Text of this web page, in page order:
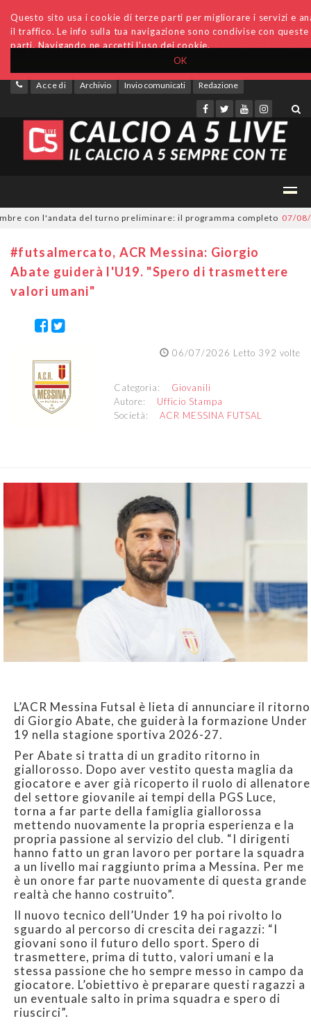
OK
Questo sito usa i cookie di terze parti per migliorare i servizi e
il traffico. Le info sulla tua navigazione sono condivise con
parti. Navigando ne accetti l'uso dei cookie.
Accedi Archivio Invio comunicati Redazione
con l'andata del turno preliminare: il programma completo 07/08/
#futsalmercato, ACR Messina: Giorgio
Abate guiderà l'U19. "Spero di trasmettere
valori umani"
06/07/2026 Letto 392 volte
Categoria: Giovanili
Autore: Ufficio Stampa
Società:ACR MESSINA FUTSAL
L’ACR Messina Futsal è lieta di annunciare il ritorno
di Giorgio Abate, che guiderà la formazione Under
19 nella stagione sportiva 2026-27.
Per Abate si tratta di un gradito ritorno in
giallorosso. Dopo aver vestito questa maglia da
giocatore e aver già ricoperto il ruolo di allenatore
del settore giovanile ai tempi della PGS Luce,
torna a far parte della famiglia giallorossa
mettendo nuovamente la propria esperienza e la
propria passione al servizio del club. “I dirigenti
hanno fatto un gran lavoro per portare la squadra
a un livello mai raggiunto prima a Messina. Per me
è un onore far parte nuovamente di questa grande
realtà che hanno costruito”.
Il nuovo tecnico dell’Under 19 ha poi rivolto lo
sguardo al percorso di crescita dei ragazzi: “I
giovani sono il futuro dello sport. Spero di
trasmettere, prima di tutto, valori umani e la
stessa passione che ho sempre messo in campo da
giocatore. L’obiettivo è preparare questi ragazzi a
un eventuale salto in prima squadra e spero di
riuscirci”.